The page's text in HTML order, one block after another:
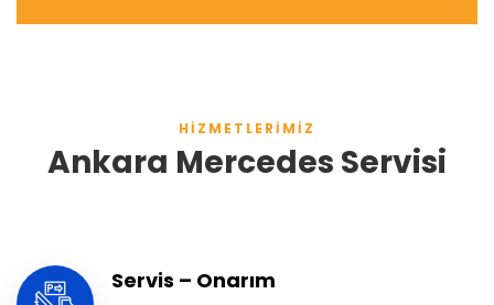
HIZMETLERIMIZ
Ankara Mercedes Servisi
Servis – Onarım